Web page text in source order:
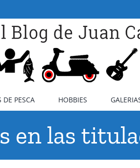
DE PESCA HOBBIES
en las